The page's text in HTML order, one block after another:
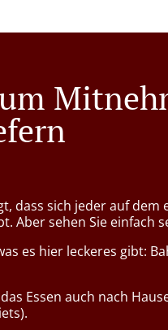
dass sich jeder auf dem
Aber sehen Sie einfach
es hier leckeres gibt:
Essen auch nach